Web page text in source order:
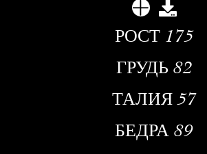
РОСТ 175
ГРУДЬ 82
ТАЛИЯ 57
БЕДРА 89